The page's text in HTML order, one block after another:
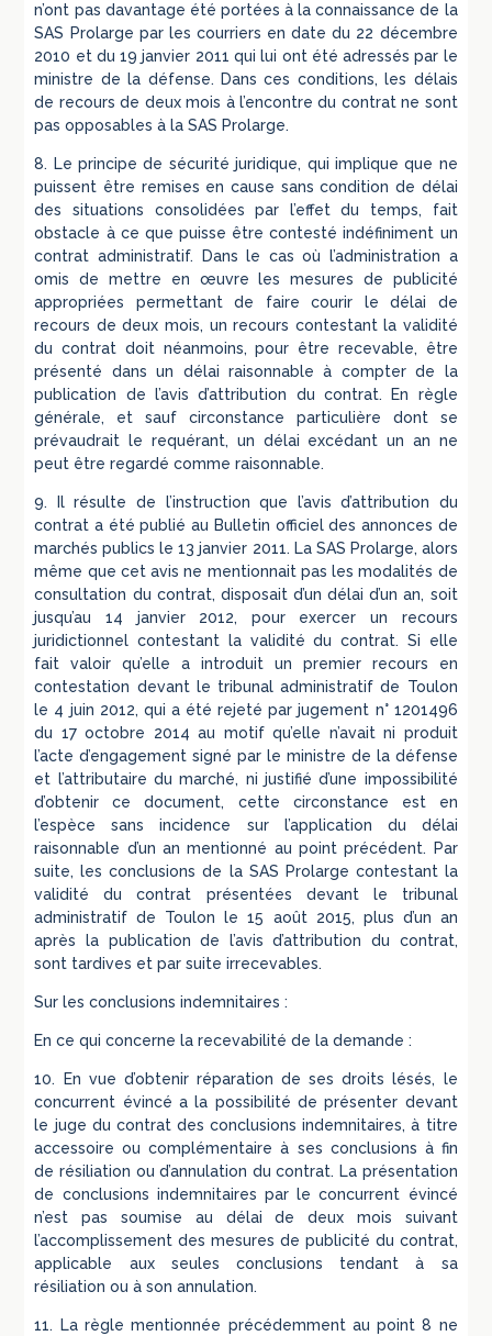
n’ont pas davantage été portées à la connaissance de la
SAS Prolarge par les courriers en date du 22 décembre
2010 et du 19 janvier 2011 qui lui ont été adressés par le
ministre de la défense. Dans ces conditions, les délais
de recours de deux mois à l’encontre du contrat ne sont
pas opposables à la SAS Prolarge.
8. Le principe de sécurité juridique, qui implique que ne
puissent être remises en cause sans condition de délai
des situations consolidées par l’effet du temps, fait
obstacle à ce que puisse être contesté indéfiniment un
contrat administratif. Dans le cas où l’administration a
omis de mettre en œuvre les mesures de publicité
appropriées permettant de faire courir le délai de
recours de deux mois, un recours contestant la validité
du contrat doit néanmoins, pour être recevable, être
présenté dans un délai raisonnable à compter de la
publication de l’avis d’attribution du contrat. En règle
générale, et sauf circonstance particulière dont se
prévaudrait le requérant, un délai excédant un an ne
peut être regardé comme raisonnable.
9. Il résulte de l’instruction que l’avis d’attribution du
contrat a été publié au Bulletin officiel des annonces de
marchés publics le 13 janvier 2011. La SAS Prolarge, alors
même que cet avis ne mentionnait pas les modalités de
consultation du contrat, disposait d’un délai d’un an, soit
jusqu’au 14 janvier 2012, pour exercer un recours
juridictionnel contestant la validité du contrat. Si elle
fait valoir qu’elle a introduit un premier recours en
contestation devant le tribunal administratif de Toulon
le 4 juin 2012, qui a été rejeté par jugement n° 1201496
du 17 octobre 2014 au motif qu’elle n’avait ni produit
l’acte d’engagement signé par le ministre de la défense
et l’attributaire du marché, ni justifié d’une impossibilité
d’obtenir ce document, cette circonstance est en
l’espèce sans incidence sur l’application du délai
raisonnable d’un an mentionné au point précédent. Par
suite, les conclusions de la SAS Prolarge contestant la
validité du contrat présentées devant le tribunal
administratif de Toulon le 15 août 2015, plus d’un an
après la publication de l’avis d’attribution du contrat,
sont tardives et par suite irrecevables.
Sur les conclusions indemnitaires :
En ce qui concerne la recevabilité de la demande :
10. En vue d’obtenir réparation de ses droits lésés, le
concurrent évincé a la possibilité de présenter devant
le juge du contrat des conclusions indemnitaires, à titre
accessoire ou complémentaire à ses conclusions à fin
de résiliation ou d’annulation du contrat. La présentation
de conclusions indemnitaires par le concurrent évincé
n’est pas soumise au délai de deux mois suivant
l’accomplissement des mesures de publicité du contrat,
applicable aux seules conclusions tendant à sa
résiliation ou à son annulation.
11. La règle mentionnée précédemment au point 8 ne